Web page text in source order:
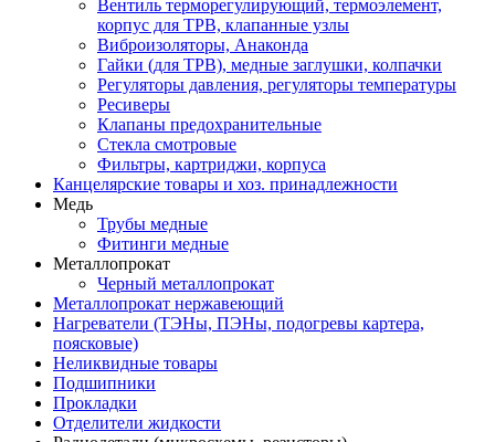
Вентиль терморегулирующий, термоэлемент,
корпус для ТРВ, клапанные узлы
Виброизоляторы, Анаконда
Гайки (для ТРВ), медные заглушки, колпачки
Регуляторы давления, регуляторы температуры
Ресиверы
Клапаны предохранительные
Стекла смотровые
Фильтры, картриджи, корпуса
Канцелярские товары и хоз. принадлежности
Медь
Трубы медные
Фитинги медные
Металлопрокат
Черный металлопрокат
Металлопрокат нержавеющий
Нагреватели (ТЭНы, ПЭНы, подогревы картера,
поясковые)
Неликвидные товары
Подшипники
Прокладки
Отделители жидкости